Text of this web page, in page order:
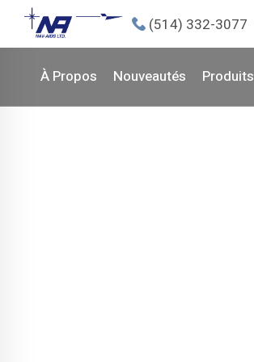
(514) 332-3077
À Propos Nouveautés Produits